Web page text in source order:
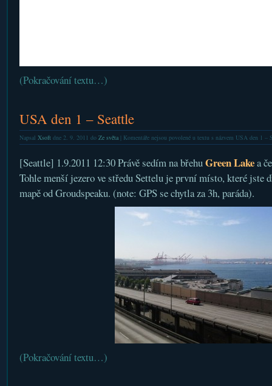
(Pokračování textu…)
USA den 1 – Seattle
Napsal Xsoftdne 2. 9. 2011 do Ze světa| Komentáře nejsou povolenéu textu s názvem USA den 1 –
[Seattle] 1.9.2011 12:30 Právě sedím na břehuGreen Lakea
Tohle menší jezero ve středu Settelu je první místo, které jste
mapě od Groudspeaku. (note: GPS se chytla za 3h, paráda).
(Pokračování textu…)